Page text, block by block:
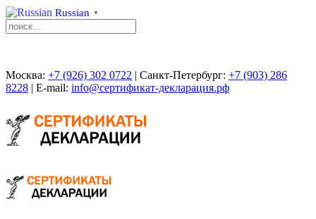
Russian ▼
Москва: +7 (926) 302 0722 | Санкт-Петербург: +7 (903) 286
8228 | E-mail: info@сертификат-декларация.рф